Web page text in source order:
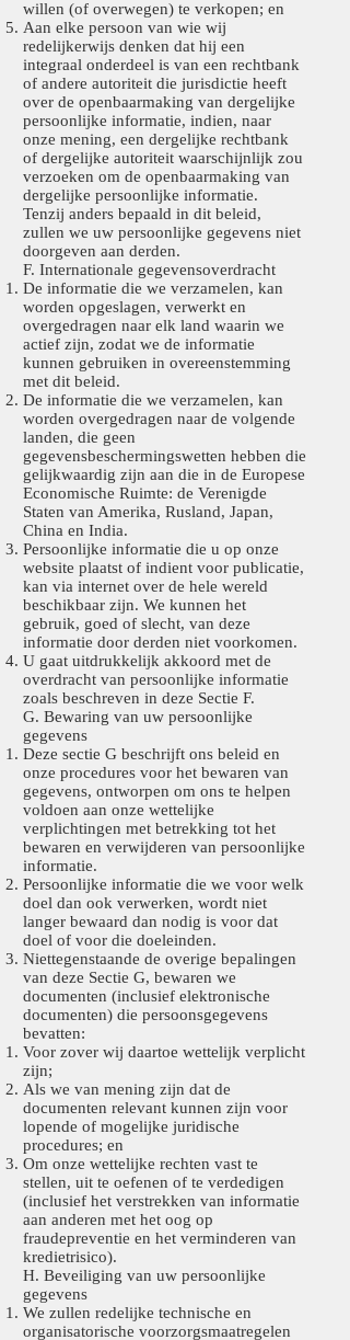
willen (of overwegen) te verkopen; en
Aan elke persoon van wie wij
redelijkerwijs denken dat hij een
integraal onderdeel is van een rechtbank
of andere autoriteit die jurisdictie heeft
over de openbaarmaking van dergelijke
persoonlijke informatie, indien, naar
onze mening, een dergelijke rechtbank
of dergelijke autoriteit waarschijnlijk zou
verzoeken om de openbaarmaking van
dergelijke persoonlijke informatie.
Tenzij anders bepaald in dit beleid,
zullen we uw persoonlijke gegevens niet
doorgeven aan derden.
F. Internationale gegevensoverdracht
De informatie die we verzamelen, kan
worden opgeslagen, verwerkt en
overgedragen naar elk land waarin we
actief zijn, zodat we de informatie
kunnen gebruiken in overeenstemming
met dit beleid.
De informatie die we verzamelen, kan
worden overgedragen naar de volgende
landen, die geen
gegevensbeschermingswetten hebben die
gelijkwaardig zijn aan die in de Europese
Economische Ruimte: de Verenigde
Staten van Amerika, Rusland, Japan,
China en India.
Persoonlijke informatie die u op onze
website plaatst of indient voor publicatie,
kan via internet over de hele wereld
beschikbaar zijn. We kunnen het
gebruik, goed of slecht, van deze
informatie door derden niet voorkomen.
U gaat uitdrukkelijk akkoord met de
overdracht van persoonlijke informatie
zoals beschreven in deze Sectie F.
G. Bewaring van uw persoonlijke
gegevens
Deze sectie G beschrijft ons beleid en
onze procedures voor het bewaren van
gegevens, ontworpen om ons te helpen
voldoen aan onze wettelijke
verplichtingen met betrekking tot het
bewaren en verwijderen van persoonlijke
informatie.
Persoonlijke informatie die we voor welk
doel dan ook verwerken, wordt niet
langer bewaard dan nodig is voor dat
doel of voor die doeleinden.
Niettegenstaande de overige bepalingen
van deze Sectie G, bewaren we
documenten (inclusief elektronische
documenten) die persoonsgegevens
bevatten:
Voor zover wij daartoe wettelijk verplicht
zijn;
Als we van mening zijn dat de
documenten relevant kunnen zijn voor
lopende of mogelijke juridische
procedures; en
Om onze wettelijke rechten vast te
stellen, uit te oefenen of te verdedigen
(inclusief het verstrekken van informatie
aan anderen met het oog op
fraudepreventie en het verminderen van
kredietrisico).
H. Beveiliging van uw persoonlijke
gegevens
We zullen redelijke technische en
organisatorische voorzorgsmaatregelen